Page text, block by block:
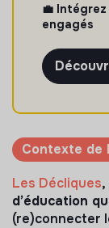
💼
engagés
Contexte de
Les Décliques
d’éducation
(re)connecter